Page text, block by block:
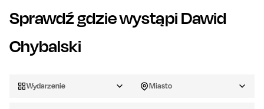
Sprawdź gdzie wystąpi Dawid
Chybalski
Wydarzenie Miasto